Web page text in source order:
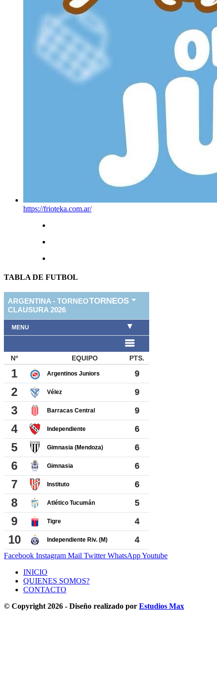
https://frioteka.com.ar/
TABLA DE FUTBOL
Facebook Instagram Mail Twitter WhatsAppYoutube
INICIO
QUIENES SOMOS?
CONTACTO
© Copyright 2026 - Diseño realizado por Estudios Max